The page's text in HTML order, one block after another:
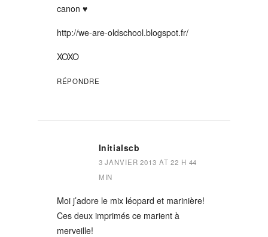
canon ♥
http://we-are-oldschool.blogspot.fr/
XOXO
RÉPONDRE
Initialscb
3 JANVIER 2013 AT 22 H 44
MIN
Moi j’adore le mix léopard et marinière!
Ces deux imprimés ce marient à
merveille!